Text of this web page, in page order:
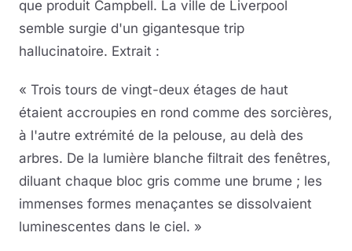
que produit Campbell. La ville de Liverpool
semble surgie d'un gigantesque trip
hallucinatoire. Extrait :
« Trois tours de vingt-deux étages de haut
étaient accroupies en rond comme des sorcières,
à l'autre extrémité de la pelouse, au delà des
arbres. De la lumière blanche filtrait des fenêtres,
diluant chaque bloc gris comme une brume ; les
immenses formes menaçantes se dissolvaient
luminescentes dans le ciel. »